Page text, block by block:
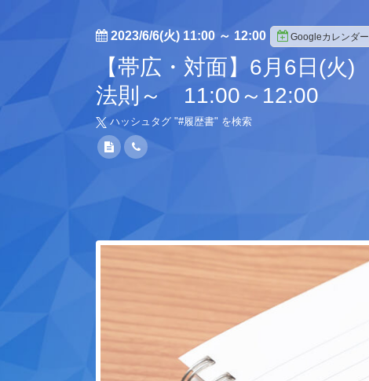
2023/6/6(火) 11:00 ～ 12:00 Googleカレンダ
【帯広・対面】6月6日(
法則～ 11:00～12:00
ハッシュタグ "#履歴書" を検索